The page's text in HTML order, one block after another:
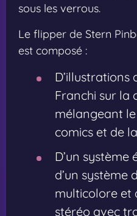
sous les verrous.
Le flipper de Stern
est composé :
D’illustrations
Franchi sur la
mélangeant
comics et de
D’un système
d’un système
multicolore et
stéréo avec